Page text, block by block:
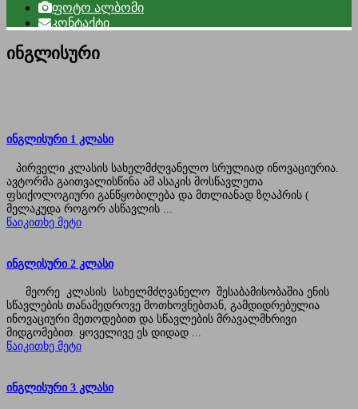
ფოტო ალბომი
კონტაქტი
ინგლისური
ინგლისური 1 კლასი
პირველი კლასის სახელმძღვანელო სრულიად ინოვაციურია.
ავტორმა გაითვალისწინა ამ ასაკის მოსწავლეთა
ფსიქოლოგიური განწყობილება და მთლიანად ზღაპრის (
მელაკუდა როგორ ასწავლის ...
წაიკითხე მეტი
ინგლისური 2 კლასი
მეორე კლასის სახელმძღვანელო შესაბამისობაშია ენის
სწავლების თანამედროვე მოთხოვნებთან, გამდიდრებულია
ინოვაციური მეთოდებით და სწავლების მრავალმხრივი
მიდგომებით. ყოველივე ეს დიდად ...
წაიკითხე მეტი
ინგლისური 3 კლასი